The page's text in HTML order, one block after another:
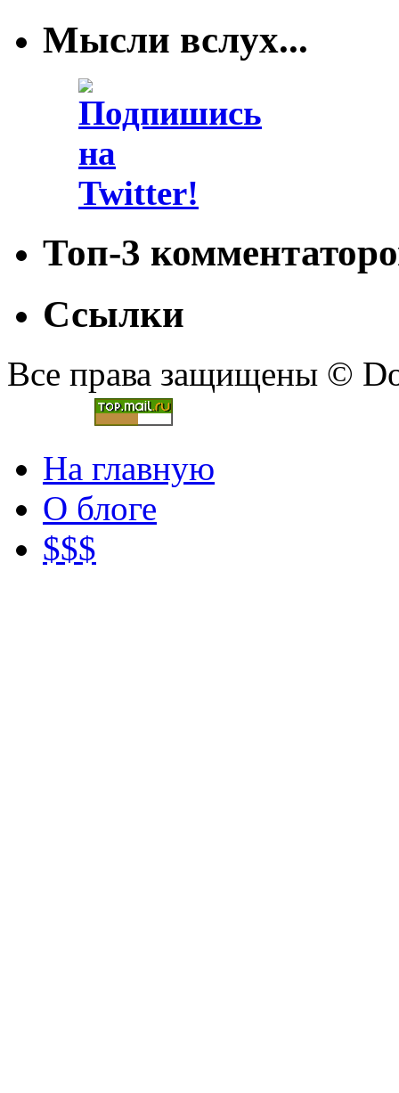
Мысли вслух...
Топ-3
Ссылки
Все права защищены ©
На главную
О блоге
$$$